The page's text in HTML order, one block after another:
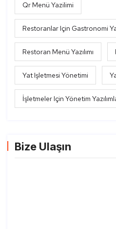
Qr Menü Yazilimi
Restoranlar Için Gastronomi
Restoran Menü Yazılımı
Yat Işletmesi Yönetimi
İşletmeler Için Yönetim
Bize Ulaşın